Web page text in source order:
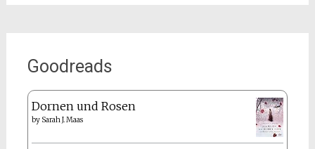
Goodreads
Dornen und Rosen
by Sarah J. Maas